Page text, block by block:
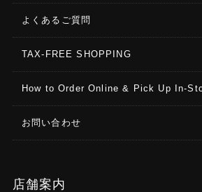
よくあるご質問
TAX-FREE SHOPPING
How to Order Online & Pick Up In-
お問い合わせ
店舗案内